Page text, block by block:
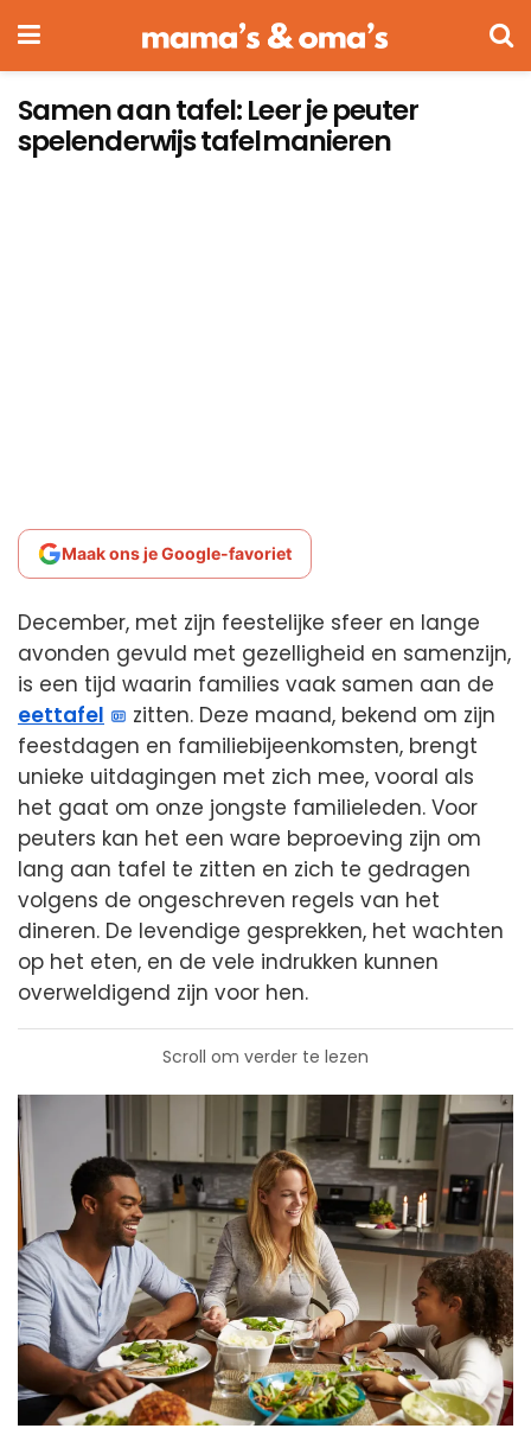
Samen aan tafel: Leer je peuter
spelenderwijs tafelmanieren
Maak ons je Google-favoriet
December, met zijn feestelijke sfeer en lange
avonden gevuld met gezelligheid en samenzijn,
is een tijd waarin families vaak samen aan de
eettafel
zitten. Deze maand, bekend om zijn
feestdagen en familiebijeenkomsten, brengt
unieke uitdagingen met zich mee, vooral als
het gaat om onze jongste familieleden. Voor
peuters kan het een ware beproeving zijn om
lang aan tafel te zitten en zich te gedragen
volgens de ongeschreven regels van het
dineren. De levendige gesprekken, het wachten
op het eten, en de vele indrukken kunnen
overweldigend zijn voor hen.
Scroll om verder te lezen